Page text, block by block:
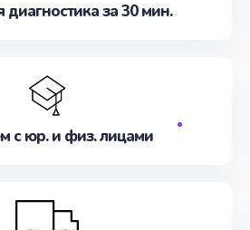
диагностика за 30 мин.
с юр. и физ. лицами